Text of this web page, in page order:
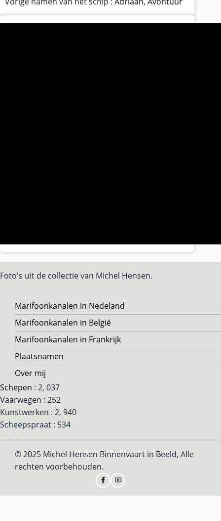
Foto's uit de collectie van Michel Hensen.
Voet
Marifoonkanalen in Nedeland
Marifoonkanalen in België
Marifoonkanalen in Frankrijk
Plaatsnamen
Over mij
Schepen : 2, 037
Vaarwegen : 252
Kunstwerken : 2, 940
Scheepspraat : 534
© 2025 Michel Hensen Binnenvaart in Beeld, Alle
rechten voorbehouden.